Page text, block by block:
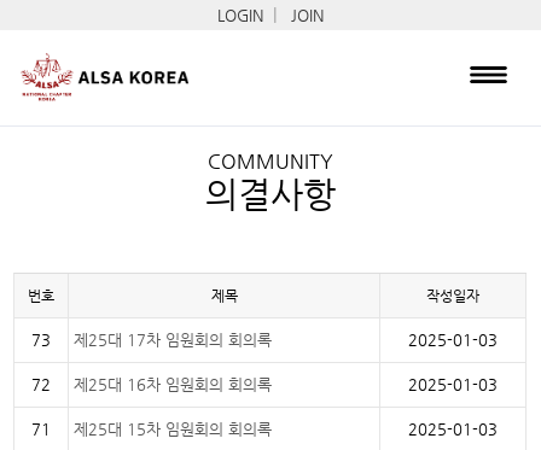
LOGIN JOIN
COMMUNITY
의결사항
번호 제목 작성일자
73 제25대 17차 임원회의 회의록 2025-01-03
72 제25대 16차 임원회의 회의록 2025-01-03
71 제25대 15차 임원회의 회의록 2025-01-03